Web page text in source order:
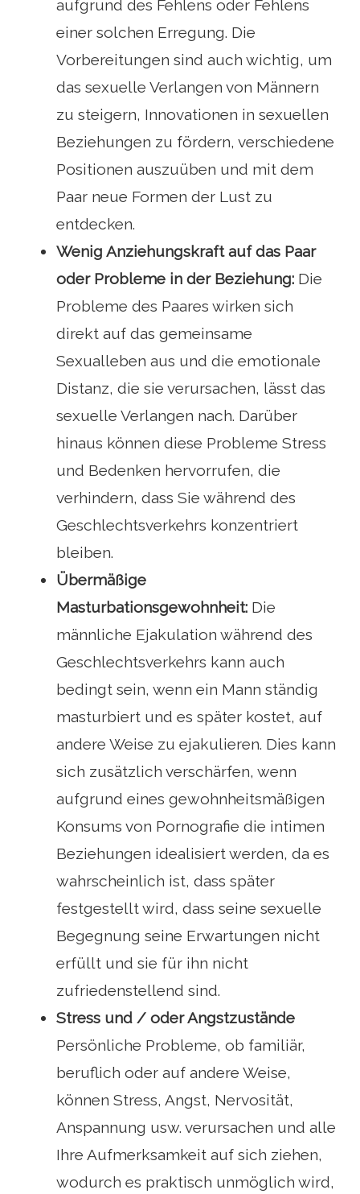
aufgrund des Fehlens oder Fehlens
einer solchen Erregung. Die
Vorbereitungen sind auch wichtig, um
das sexuelle Verlangen von Männern
zu steigern, Innovationen in sexuellen
Beziehungen zu fördern, verschiedene
Positionen auszuüben und mit dem
Paar neue Formen der Lust zu
entdecken.
Wenig Anziehungskraft auf das Paar
oder Probleme in der Beziehung: Die
Probleme des Paares wirken sich
direkt auf das gemeinsame
Sexualleben aus und die emotionale
Distanz, die sie verursachen, lässt das
sexuelle Verlangen nach. Darüber
hinaus können diese Probleme Stress
und Bedenken hervorrufen, die
verhindern, dass Sie während des
Geschlechtsverkehrs konzentriert
bleiben.
Übermäßige
Masturbationsgewohnheit: Die
männliche Ejakulation während des
Geschlechtsverkehrs kann auch
bedingt sein, wenn ein Mann ständig
masturbiert und es später kostet, auf
andere Weise zu ejakulieren. Dies kann
sich zusätzlich verschärfen, wenn
aufgrund eines gewohnheitsmäßigen
Konsums von Pornografie die intimen
Beziehungen idealisiert werden, da es
wahrscheinlich ist, dass später
festgestellt wird, dass seine sexuelle
Begegnung seine Erwartungen nicht
erfüllt und sie für ihn nicht
zufriedenstellend sind.
Stress und / oder Angstzustände
Persönliche Probleme, ob familiär,
beruflich oder auf andere Weise,
können Stress, Angst, Nervosität,
Anspannung usw. verursachen und alle
Ihre Aufmerksamkeit auf sich ziehen,
wodurch es praktisch unmöglich wird,